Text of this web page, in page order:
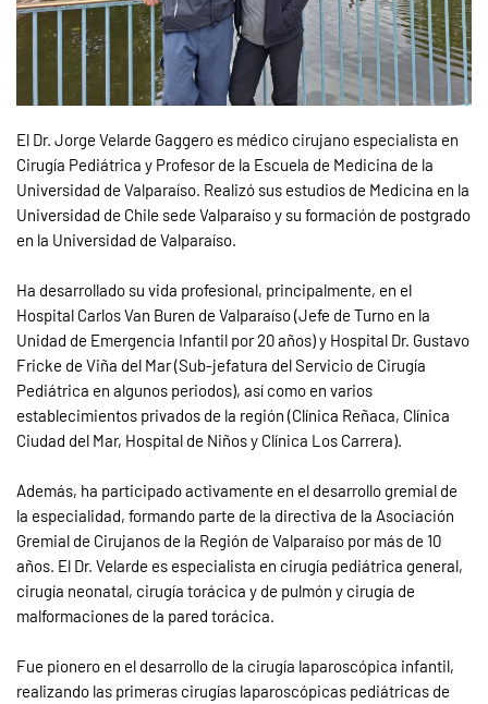
El Dr. Jorge Velarde Gaggero es médico cirujano especialista en
Cirugía Pediátrica y Profesor de la Escuela de Medicina de la
Universidad de Valparaíso. Realizó sus estudios de Medicina en la
Universidad de Chile sede Valparaíso y su formación de postgrado
en la Universidad de Valparaíso.
Ha desarrollado su vida profesional, principalmente, en el
Hospital Carlos Van Buren de Valparaíso (Jefe de Turno en la
Unidad de Emergencia Infantil por 20 años) y Hospital Dr. Gustavo
Fricke de Viña del Mar (Sub-jefatura del Servicio de Cirugía
Pediátrica en algunos periodos), así como en varios
establecimientos privados de la región (Clínica Reñaca, Clínica
Ciudad del Mar, Hospital de Niños y Clínica Los Carrera).
Además, ha participado activamente en el desarrollo gremial de
la especialidad, formando parte de la directiva de la Asociación
Gremial de Cirujanos de la Región de Valparaíso por más de 10
años. El Dr. Velarde es especialista en cirugía pediátrica general,
cirugía neonatal, cirugía torácica y de pulmón y cirugía de
malformaciones de la pared torácica.
Fue pionero en el desarrollo de la cirugía laparoscópica infantil,
realizando las primeras cirugías laparoscópicas pediátricas de